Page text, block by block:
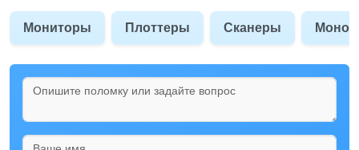
Мониторы Плоттеры Сканеры